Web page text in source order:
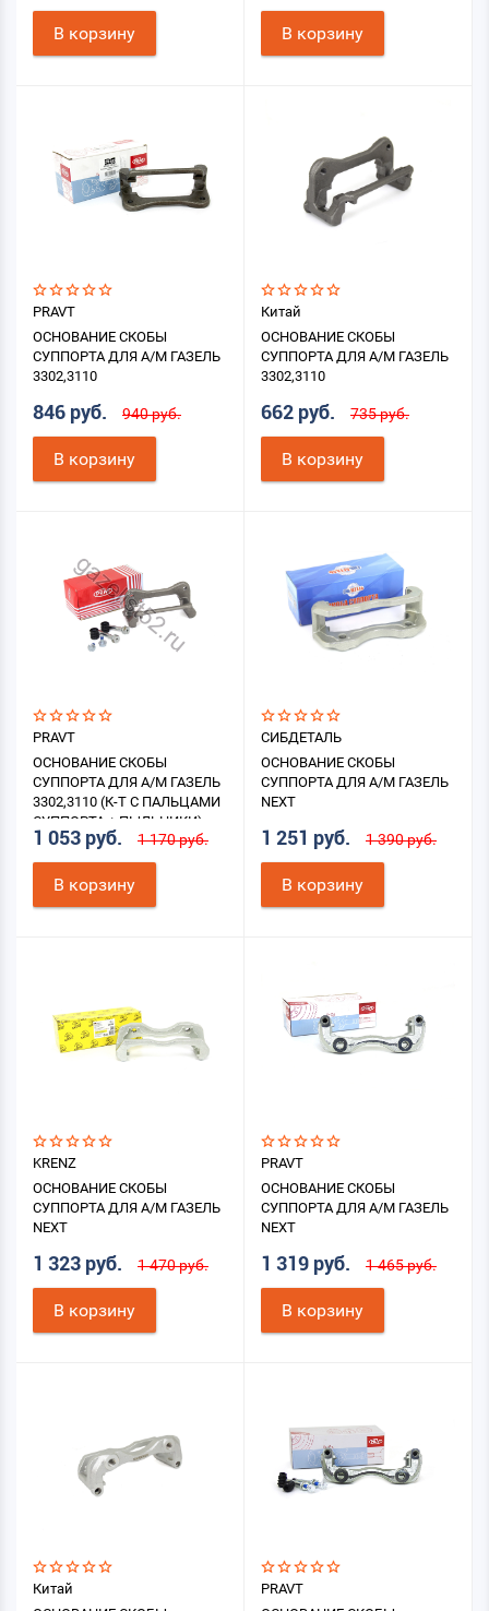
В корзину В корзину
PRAVT
ОСНОВАНИЕ СКОБЫ
СУППОРТА ДЛЯ А/М ГАЗЕЛЬ
3302,3110
846 руб. 940 руб.
В корзину
Китай
ОСНОВАНИЕ СКОБЫ
СУППОРТА ДЛЯ А/М ГАЗЕЛЬ
3302,3110
662 руб. 735 руб.
В корзину
PRAVT
ОСНОВАНИЕ СКОБЫ
СУППОРТА ДЛЯ А/М ГАЗЕЛЬ
3302,3110 (К-Т С ПАЛЬЦАМИ
СУППОРТА + ПЫЛЬНИКИ)
1 053 руб. 1 170 руб.
В корзину
СИБДЕТАЛЬ
ОСНОВАНИЕ СКОБЫ
СУППОРТА ДЛЯ А/М ГАЗЕЛЬ
NEXT
1 251 руб. 1 390 руб.
В корзину
KRENZ
ОСНОВАНИЕ СКОБЫ
СУППОРТА ДЛЯ А/М ГАЗЕЛЬ
NEXT
1 323 руб. 1 470 руб.
В корзину
PRAVT
ОСНОВАНИЕ СКОБЫ
СУППОРТА ДЛЯ А/М ГАЗЕЛЬ
NEXT
1 319 руб. 1 465 руб.
В корзину
Китай
PRAVT